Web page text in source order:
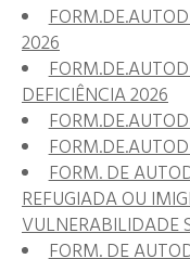
2026
DEFICIÊNCIA 2026
FORM. DE
REFUGIADA OU
VULNERABILIDADE
FORM. DE